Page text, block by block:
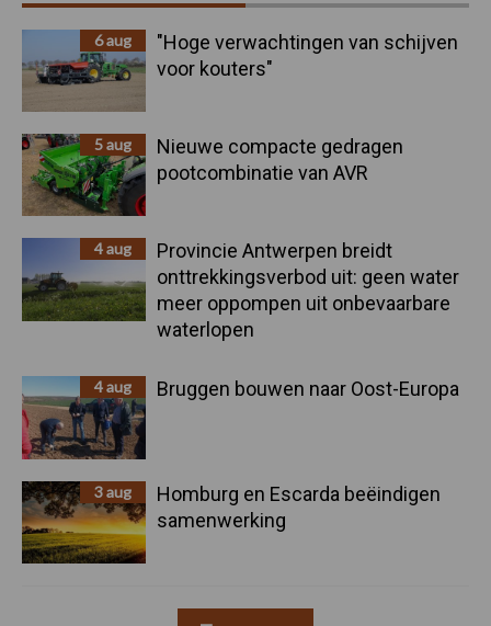
Sidebar
6 aug
"Hoge verwachtingen van schijven
voor kouters"
5 aug
Nieuwe compacte gedragen
pootcombinatie van AVR
4 aug
Provincie Antwerpen breidt
onttrekkingsverbod uit: geen water
meer oppompen uit onbevaarbare
waterlopen
4 aug Bruggen bouwen naar Oost-Europa
3 aug
Homburg en Escarda beëindigen
samenwerking